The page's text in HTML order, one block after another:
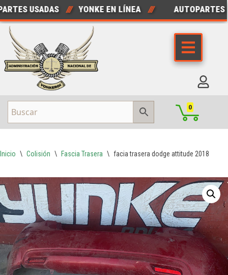
Saltar
al
contenido
USADAS /// YONKE EN LÍNEA /// AUTOPARTES
0
Inicio \ Colisión \ Fascia Trasera \ facia trasera dodge attitude 2018